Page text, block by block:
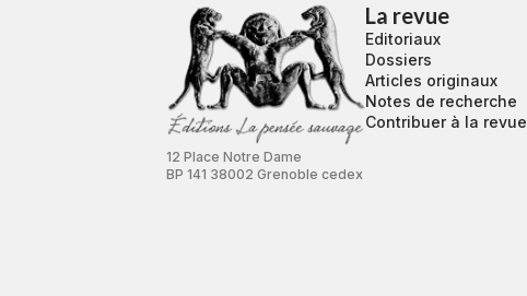
12 Place Notre Dame
BP 141 38002 Grenoble cedex
La revue
Editoriaux
Dossiers
Articles originaux
Notes de recherche
Contribuer à la revue